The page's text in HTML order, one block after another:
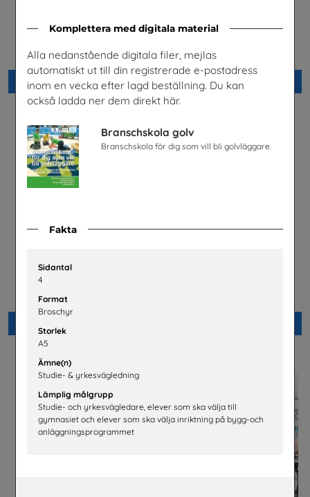
Fakta
Sidantal
4
Format
Broschyr
Storlek
A5
Ämne(n)
Studie- & yrkesvägledning
Lämplig målgrupp
Studie- och yrkesvägledare, elever som ska välja till
gymnasiet och elever som ska välja inriktning på bygg-och
anläggningsprogrammet
Komplettera med digitala material
Alla nedanstående digitala filer, mejlas
automatiskt ut till din registrerade e-postadress
inom en vecka efter lagd beställning. Du kan
också ladda ner dem direkt här.
Branschskola golv
Branschskola för dig som vill bli golvläggare.
Möjligheter med el- och
energiprogrammet
Sverige AB
Beställ 0kr
Lastbilschaufför-Ett
framtidsjobb
Beställ 0kr
Snabbval - SYV studier
Snabbval - blandade avsändare